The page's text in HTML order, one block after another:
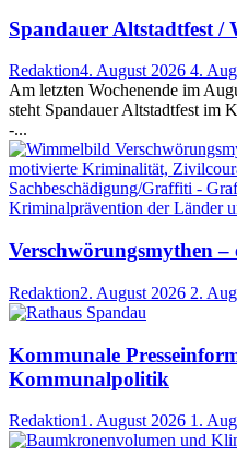
Spandauer Altstadtfest /
Redaktion4. August 2026 4.
Am letzten Wochenende im
steht Spandauer Altstadtfest im
-...
Verschwörungsmythen
Redaktion2. August 2026 2.
Kommunale
Kommunalpolitik
Redaktion1. August 2026 1.